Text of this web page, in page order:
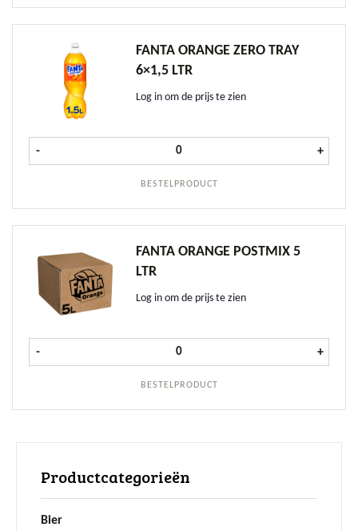
FANTA ORANGE ZERO TRAY
6×1,5 LTR
Log in om de prijs te zien
BESTELPRODUCT
- Fanta Orange ZERO tray 6x1,5 ltr
+
FANTA ORANGE POSTMIX 5
LTR
Log in om de prijs te zien
BESTELPRODUCT
- Fanta Orange Postmix 5 ltr aantal
+
Productcategorieën
Bier